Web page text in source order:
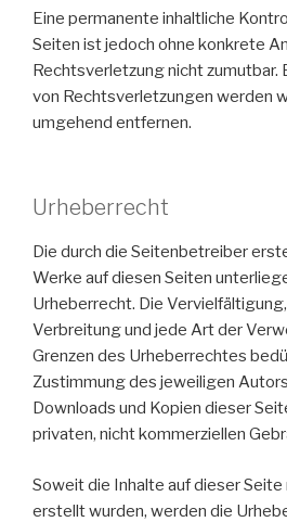
Eine permanente inhaltliche
Seiten ist jedoch ohne konkrete
Rechtsverletzung nicht zumutbar.
von Rechtsverletzungen werden
umgehend entfernen.
Urheberrecht
Die durch die Seitenbetreiber
Werke auf diesen Seiten
Urheberrecht. Die
Verbreitung und jede Art der
Grenzen des Urheberrechtes
Zustimmung des jeweiligen
Downloads und Kopien dieser
privaten, nicht kommerziellen
Soweit die Inhalte auf dieser
erstellt wurden, werden die